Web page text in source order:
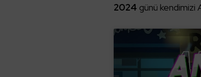
2024 günü kendimizi